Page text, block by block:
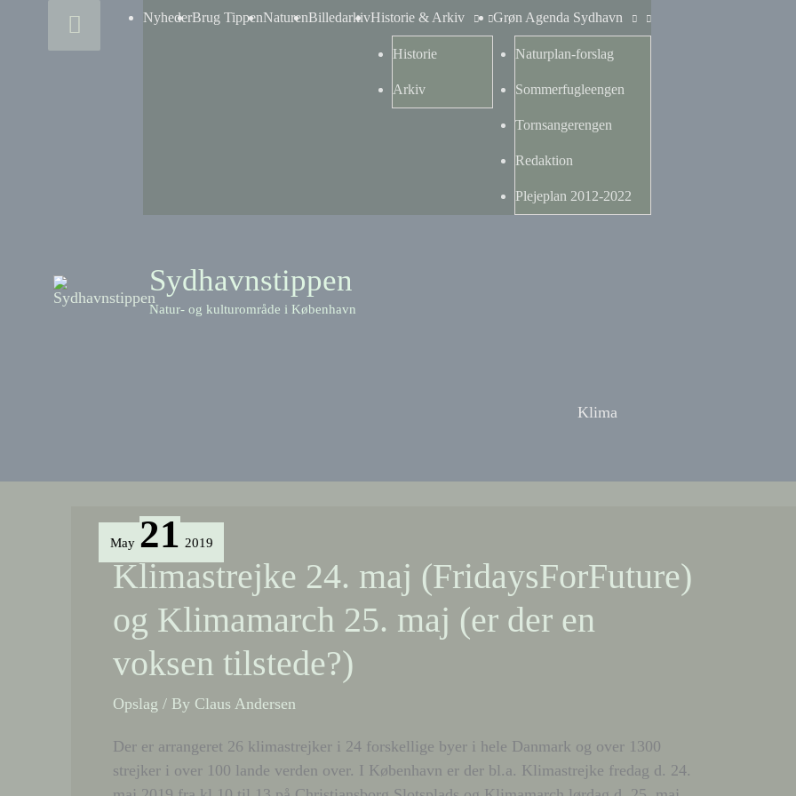
Above
NyhederBrug TippenNaturenBilledarkivHistorie & Arkiv
Historie
Arkiv
Grøn Agenda Sydhavn
Naturplan-forslag
Sommerfugleengen
Tornsangerengen
Redaktion
Plejeplan 2012-2022
Sydhavnstippen
Natur- og kulturområde i København
Klima
May 21 2019
Klimastrejke 24. maj (FridaysForFuture)
og Klimamarch 25. maj (er der en
voksen tilstede?)
Opslag / By Claus Andersen
Der er arrangeret 26 klimastrejker i 24 forskellige byer i hele Danmark og over 1300
strejker i over 100 lande verden over. I København er der bl.a. Klimastrejke fredag d. 24.